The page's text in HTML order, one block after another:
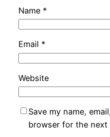
Name *
Email *
Website
Save my name,
browser for the next